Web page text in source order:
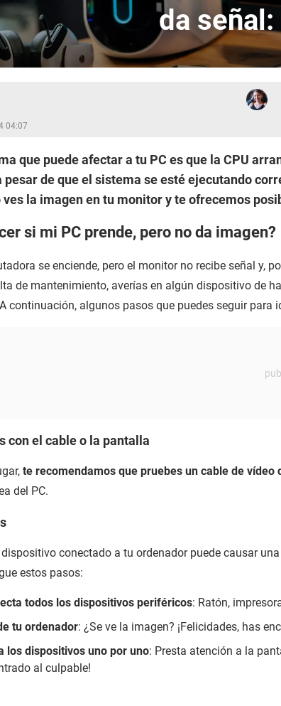
da
04:07
que puede afectar a tu PC es que la CPU
pesar de que el sistema se esté ejecutando
ves la imagen en tu monitor y te ofrecemos
si mi PC prende, pero no da imagen?
se enciende, pero el monitor no recibe señal y,
de mantenimiento, averías en algún dispositivo de
continuación, algunos pasos que puedes seguir para
con el cable o la pantalla
te recomendamos que pruebes un cable de vídeo
del PC.
conectado a tu ordenador puede causar
estos pasos:
todos los dispositivos periféricos: Ratón,
tu ordenador: ¿Se ve la imagen? ¡Felicidades, has
los dispositivos uno por uno: Presta atención a la
al culpable!